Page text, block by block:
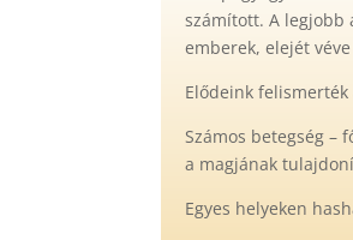
számított. A legjobb
emberek, elejét
Elődeink
Számos betegség –
a magjának
Egyes helyeken